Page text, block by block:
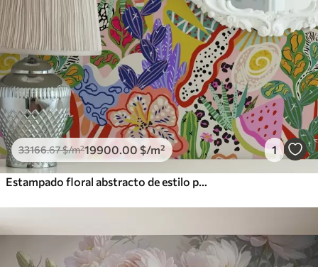
33166.67$/m²19900 .00 $/m² 1